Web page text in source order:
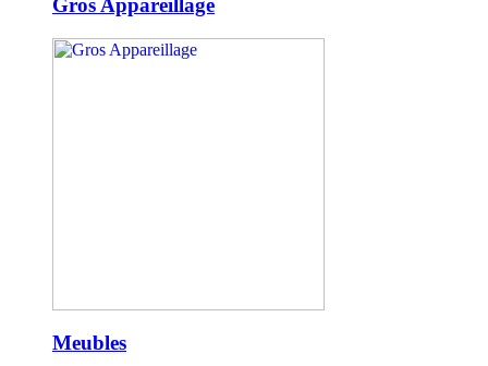
Gros Appareillage
Meubles